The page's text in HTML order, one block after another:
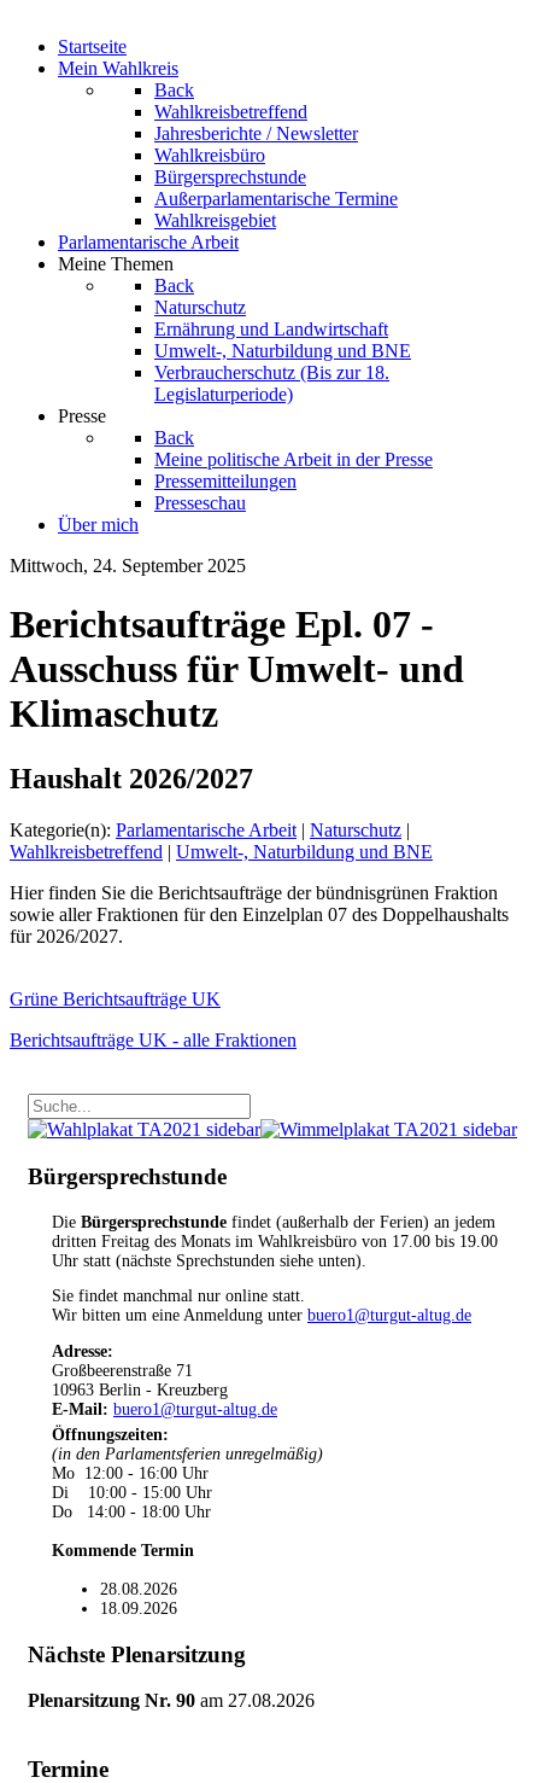
Startseite
Mein Wahlkreis
Back
Wahlkreisbetreffend
Jahresberichte / Newsletter
Wahlkreisbüro
Bürgersprechstunde
Außerparlamentarische Termine
Wahlkreisgebiet
Parlamentarische Arbeit
Meine Themen
Back
Naturschutz
Ernährung und Landwirtschaft
Umwelt-, Naturbildung und BNE
Verbraucherschutz (Bis zur 18.
Legislaturperiode)
Presse
Back
Meine politische Arbeit in der Presse
Pressemitteilungen
Presseschau
Über mich
Mittwoch, 24. September 2025
Berichtsaufträge Epl. 07 -
Ausschuss für Umwelt- und
Klimaschutz
Haushalt 2026/2027
Kategorie(n): Parlamentarische Arbeit | Naturschutz |
Wahlkreisbetreffend | Umwelt-, Naturbildung und BNE
Hier finden Sie die Berichtsaufträge der bündnisgrünen Fraktion
sowie aller Fraktionen für den Einzelplan 07 des Doppelhaushalts
für 2026/2027.
Grüne Berichtsaufträge UK
Berichtsaufträge UK - alle Fraktionen
Bürgersprechstunde
Die Bürgersprechstunde findet (außerhalb der Ferien) an jedem
dritten Freitag des Monats im Wahlkreisbüro von 17.00 bis 19.00
Uhr statt (nächste Sprechstunden siehe unten).
Sie findet manchmal nur online statt.
Wir bitten um eine Anmeldung unter buero1@turgut-altug.de
Adresse:
Großbeerenstraße 71
10963 Berlin - Kreuzberg
E-Mail: buero1@turgut-altug.de
Öffnungszeiten:
(in den Parlamentsferien unregelmäßig)
Mo 12:00 - 16:00 Uhr
Di 10:00 - 15:00 Uhr
Do 14:00 - 18:00 Uhr
Kommende Termin
28.08.2026
18.09.2026
Nächste Plenarsitzung
Plenarsitzung Nr. 90 am 27.08.2026
Termine